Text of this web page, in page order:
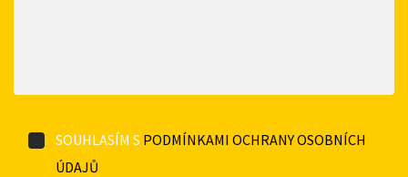
SOUHLASÍM S PODMÍNKAMI OCHRANY OSOBNÍCH
ÚDAJŮ